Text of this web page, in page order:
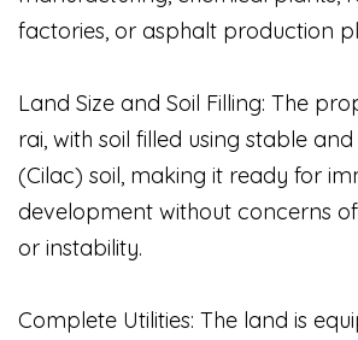
factories, or asphalt production
Land Size and Soil Filling: The
rai, with soil filled using stable
(Cilac) soil, making it ready for
development without concerns
or instability.
Complete Utilities: The land is